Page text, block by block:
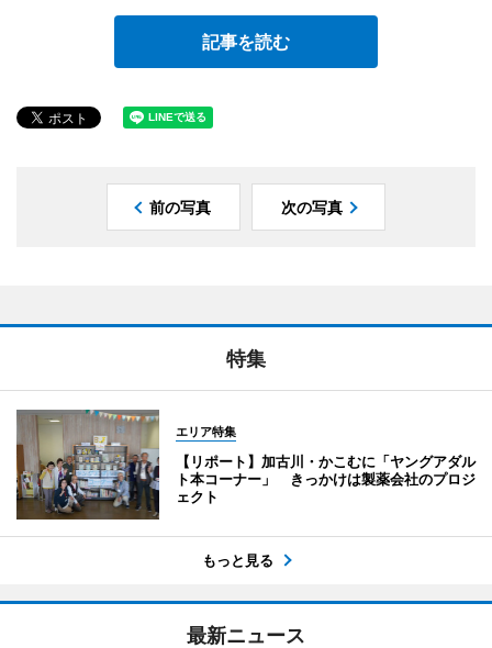
記事を読む
前の写真 次の写真
特集
エリア特集
【リポート】加古川・かこむに「ヤングアダル
ト本コーナー」 きっかけは製薬会社のプロジ
ェクト
もっと見る
最新ニュース